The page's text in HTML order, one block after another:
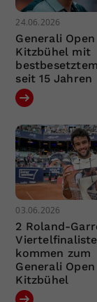
24.06.2026
Generali Open
Kitzbühel mit
seit 15 Jahren
03.06.2026
2 Roland-
kommen zum
Generali Open
Kitzbühel